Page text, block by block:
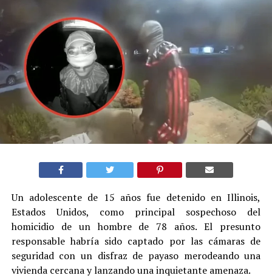
Un adolescente de 15 años fue detenido en Illinois,
Estados Unidos, como principal sospechoso del
homicidio de un hombre de 78 años. El presunto
responsable habría sido captado por las cámaras de
seguridad con un disfraz de payaso merodeando una
vivienda cercana y lanzando una inquietante amenaza.